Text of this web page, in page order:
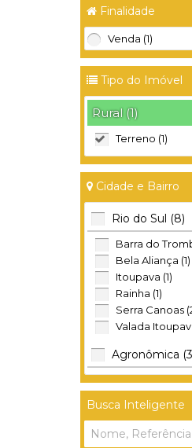
Finalidade
Venda (1)
Tipo do Imóvel
Rural (1)
Terreno (1)
Cidade e Bairro
Rio do Sul (8)
Barra do
Bela Aliança (1)
Itoupava (1)
Rainha (1)
Serra Canoas
Valada
Agronômica
Valada Gropp (1)
Petrolândia (2)
Busca Inteligente